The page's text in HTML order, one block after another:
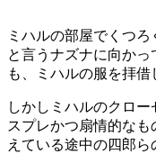
ミハルの部屋でくつ
と言うナズナに向か
も、ミハルの服を拝借
しかしミハルのクロ
スプレかつ扇情的な
えている途中の四郎